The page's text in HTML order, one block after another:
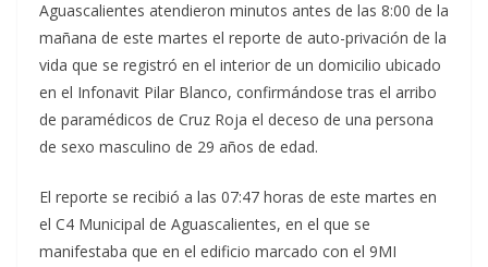
Aguascalientes atendieron minutos antes de las 8:00 de la
mañana de este martes el reporte de auto-privación de la
vida que se registró en el interior de un domicilio ubicado
en el Infonavit Pilar Blanco, confirmándose tras el arribo
de paramédicos de Cruz Roja el deceso de una persona
de sexo masculino de 29 años de edad.
El reporte se recibió a las 07:47 horas de este martes en
el C4 Municipal de Aguascalientes, en el que se
manifestaba que en el edificio marcado con el 9MI